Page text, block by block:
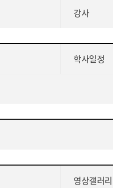
강사
학사일정
영상갤러리